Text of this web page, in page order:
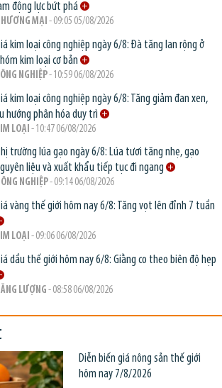
động lực bứt phá
MẠI - 09:05 05/08/2026
kim loại công nghiệp ngày 6/8: Đà tăng lan rộng ở
kim loại cơ bản
NGHIỆP- 10:59 06/08/2026
kim loại công nghiệp ngày 6/8: Tăng giảm đan xen,
hướng phân hóa duy trì
LOẠI - 10:47 06/08/2026
trường lúa gạo ngày 6/8: Lúa tươi tăng nhẹ, gạo
liệu và xuất khẩu tiếp tục đi ngang
NGHIỆP- 09:14 06/08/2026
vàng thế giới hôm nay 6/8: Tăng vọt lên đỉnh 7 tuần
LOẠI - 09:06 06/08/2026
dầu thế giới hôm nay 6/8: Giằng co theo biên độ hẹp
LƯỢNG - 08:58 06/08/2026
Diễn biến giá nông sản thế giới
hôm nay 7/8/2026